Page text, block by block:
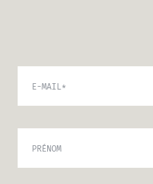
E-MAIL*
PRÉNOM